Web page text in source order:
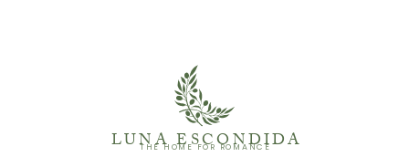
LUNA ESCONDIDA
THE HOME FOR ROMANCE